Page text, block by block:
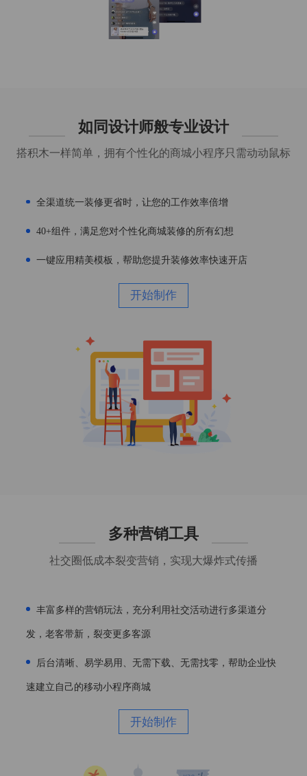
如同设计师般专业设计
搭积木一样简单，拥有个性化的商城小程序只需动动鼠标
全渠道统一装修更省时，让您的工作效率倍增
40+组件，满足您对个性化商城装修的所有幻想
一键应用精美模板，帮助您提升装修效率快速开店
开始制作
多种营销工具
社交圈低成本裂变营销，实现大爆炸式传播
丰富多样的营销玩法，充分利用社交活动进行多渠道分
发，老客带新，裂变更多客源
后台清晰、易学易用、无需下载、无需找零，帮助企业快
速建立自己的移动小程序商城
开始制作